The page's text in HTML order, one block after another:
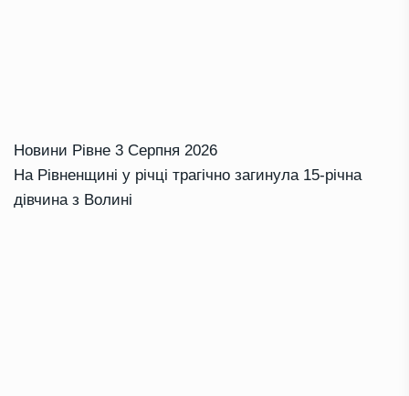
Новини Рівне 3 Серпня 2026
На Рівненщині у річці трагічно загинула 15-річна
дівчина з Волині